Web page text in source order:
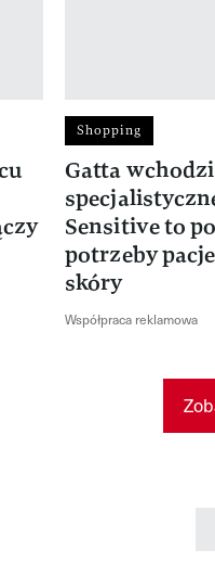
Shopping
Gatta
Sensitive to
potrzeby
skóry
Współpraca reklamowa